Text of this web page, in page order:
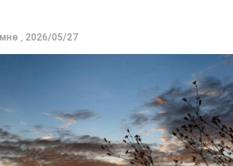
, 2026/05/27